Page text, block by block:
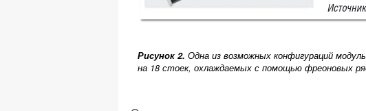
Рисунок 2. Одна из возможных конфигураций
на 18 стоек, охлаждаемых с помощью фреоновых